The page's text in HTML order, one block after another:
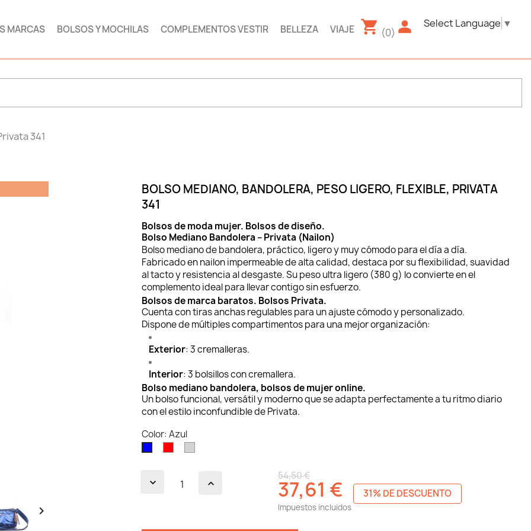
MARCAS BOLSOS Y MOCHILAS COMPLEMENTOS VESTIR BELLEZA VIAJE (0)
Select Language ▼
341

BOLSO MEDIANO, BANDOLERA, PESO LIGERO, FLEXIBLE, PRIVATA
341
Bolsos de moda mujer. Bolsos de diseño.
Bolso Mediano Bandolera – Privata (Nailon)
Bolso mediano de bandolera, práctico, ligero y muy cómodo para el día a día.
Fabricado en nailon impermeable de alta calidad, destaca por su flexibilidad, suavidad
al tacto y resistencia al desgaste. Su peso ultra ligero (380 g) lo convierte en el
complemento ideal para llevar contigo sin esfuerzo.
Bolsos de marca baratos. Bolsos Privata.
Cuenta con tiras anchas regulables para un ajuste cómodo y personalizado.
Dispone de múltiples compartimentos para una mejor organización:
Exterior: 3 cremalleras.
Interior: 3 bolsillos con cremallera.
Bolso mediano bandolera, bolsos de mujer online.
Un bolso funcional, versátil y moderno que se adapta perfectamente a tu ritmo diario
con el estilo inconfundible de Privata.
Color: Azul
Azul
RojoGris
claro
54,50 €
37,61 € 31% DE DESCUENTO
Impuestos incluidos